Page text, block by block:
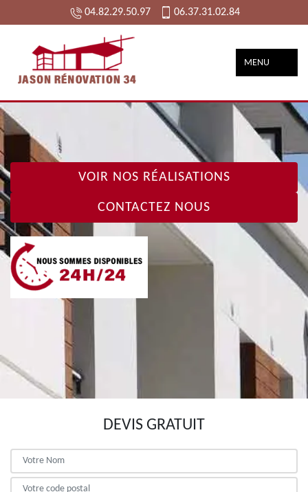
04.82.29.50.97 06.37.31.02.84
MENU
VOIR NOS RÉALISATIONS
CONTACTEZ NOUS
DEVIS GRATUIT